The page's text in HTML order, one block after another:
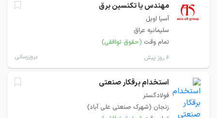
مهندس یا تکنسین برق
آسیا اویل
سلیمانیه عراق
تمام وقت (حقوق توافقی)
۶ روز پیش بروزرسانی
استخدام برقکار صنعتی
فولادگستر
زنجان (شهرک صنعتی علی آباد)